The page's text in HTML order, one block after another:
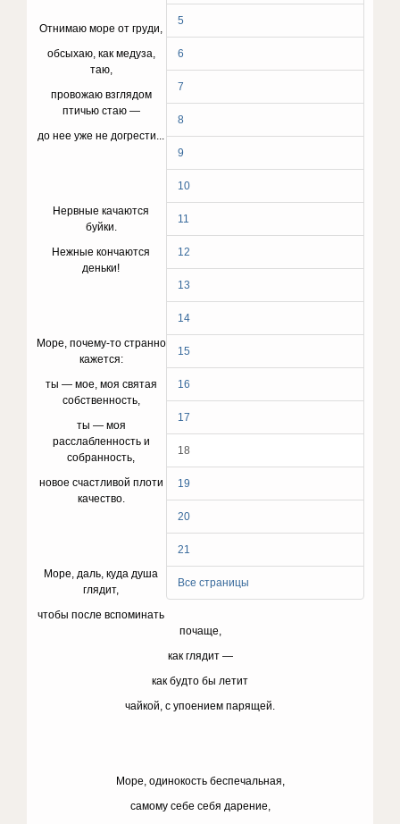
5
6
7
8
9
10
11
12
13
14
15
16
17
18
19
20
21
Все страницы
Отнимаю море от груди,
обсыхаю, как медуза,
таю,
провожаю взглядом
птичью стаю —
до нее уже не догрести...
Нервные качаются
буйки.
Нежные кончаются
деньки!
Море, почему-то странно
кажется:
ты — мое, моя святая
собственность,
ты — моя
расслабленность и
собранность,
новое счастливой плоти
качество.
Море, даль, куда душа
глядит,
чтобы после вспоминать
почаще,
как глядит —
как будто бы летит
чайкой, с упоением парящей.
Море, одинокость беспечальная,
самому себе себя дарение,